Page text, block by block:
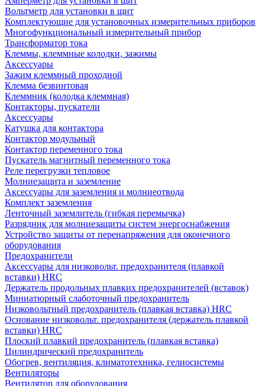
Вольтметр для установки в щит
Комплектующие для установочных измерительных приборов
Многофункциональный измерительный прибор
Трансформатор тока
Клеммы, клеммные колодки, зажимы
Аксессуары
Зажим клеммный проходной
Клемма безвинтовая
Клеммник (колодка клеммная)
Контакторы, пускатели
Аксессуары
Катушка для контактора
Контактор модульный
Контактор переменного тока
Пускатель магнитный переменного тока
Реле перегрузки тепловое
Молниезащита и заземление
Аксессуары для заземления и молниеотвода
Комплект заземления
Ленточный заземлитель (гибкая перемычка)
Разрядник для молниезащиты систем энергоснабжения
Устройство защиты от перенапряжения для оконечного
оборудования
Предохранители
Аксессуары для низковольт. предохранителя (плавкой
вставки) HRC
Держатель продольных плавких предохранителей (вставок)
Миниатюрный слаботочный предохранитель
Низковольтный предохранитель (плавкая вставка) HRC
Основание низковольт. предохранителя (держатель плавкой
вставки) HRC
Плоский плавкий предохранитель (плавкая вставка)
Цилиндрический предохранитель
Обогрев, вентиляция, климатотехника, гелиосистемы
Вентиляторы
Вентилятор для оборудования